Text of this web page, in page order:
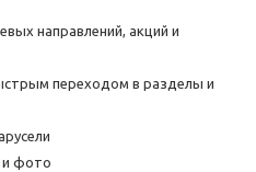
направлений, акций и
переходом в разделы и
и фото